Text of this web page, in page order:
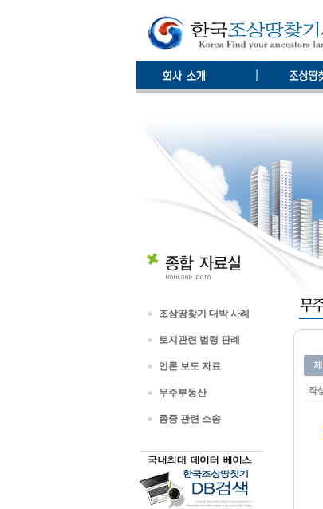
조상땅찾기 대박 사례
토지관련 법령 판례
언론 보도 자료
무주부동산
종중 관련 소송